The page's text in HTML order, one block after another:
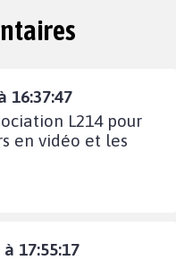
16:37:47
L214 pour
en vidéo et les
17:55:17